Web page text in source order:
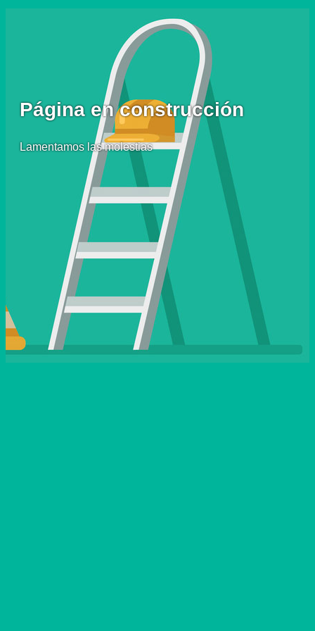
Página en construcción
Lamentamos las molestias